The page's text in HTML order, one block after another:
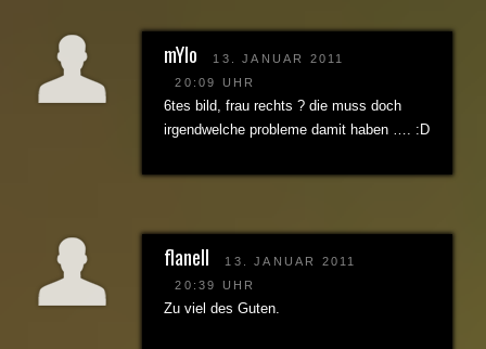
mYlo
13. JANUAR 2011
20:09 UHR
6tes bild, frau rechts ? die muss doch
irgendwelche probleme damit haben …. :D
flanell
13. JANUAR 2011
20:39 UHR
Zu viel des Guten.